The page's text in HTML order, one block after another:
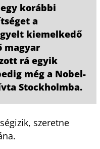
korábbi
a
kiemelkedő
magyar
rá egyik
még a Nobel-
Stockholmba.
szeretne